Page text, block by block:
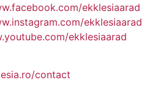
ekklesiaarad
ekklesiaarad
ekklesiaarad
contact